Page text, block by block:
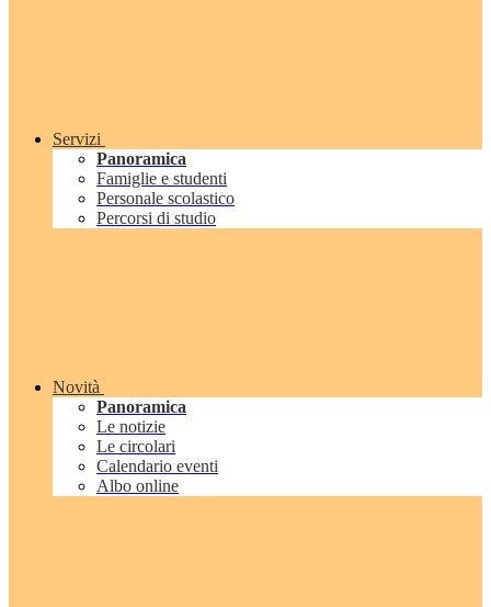
Servizi
Panoramica
Famiglie e studenti
Personale scolastico
Percorsi di studio
Novità
Panoramica
Le notizie
Le circolari
Calendario eventi
Albo online